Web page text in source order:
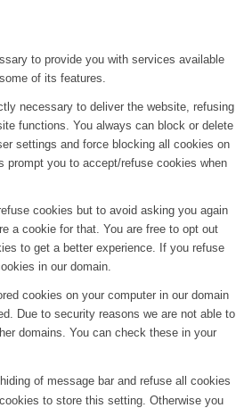
to provide you with services available
of its features.
necessary to deliver the website, refusing
functions. You always can block or delete
settings and force blocking all cookies on
prompt you to accept/refuse cookies when
cookies but to avoid asking you again
a cookie for that. You are free to opt out
to get a better experience. If you refuse
in our domain.
cookies on your computer in our domain
Due to security reasons we are not able to
domains. You can check these in your
of message bar and refuse all cookies
to store this setting. Otherwise you